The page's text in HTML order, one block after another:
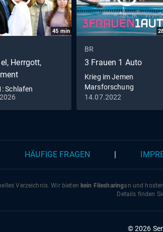
45 min
Herrgott,
Schlafen
BR
3 Frauen 1 Auto
Krieg im Jemen
Marsforschung
Regionalflughäfen
14.07.2022
HÄUFIGE FRAGEN
Verzeichnis. Wir bieten kein Filesharingan und
Details finden
© 2026